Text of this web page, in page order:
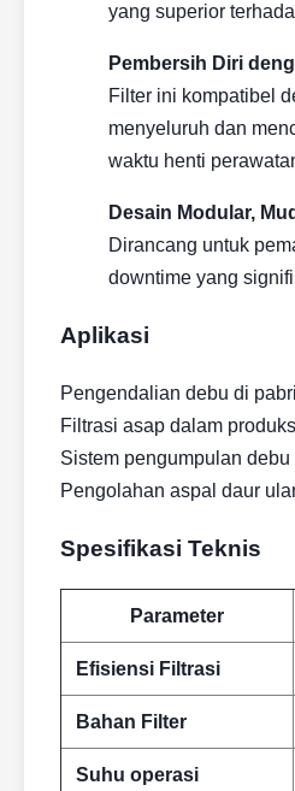
yang superior
Pembersih Diri
Filter ini kompatibel
menyeluruh dan
waktu henti
Desain Modular,
Dirancang untuk
downtime yang
Aplikasi
Pengendalian debu di
Filtrasi asap dalam
Sistem pengumpulan
Pengolahan aspal daur
Spesifikasi Teknis
Parameter
Efisiensi Filtrasi
Bahan Filter
Suhu operasi